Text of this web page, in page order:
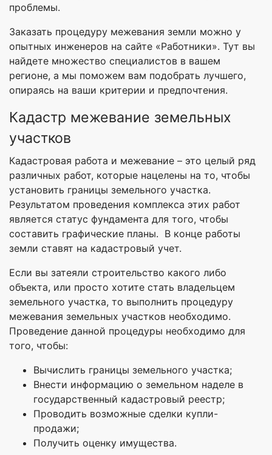
проблемы.
Заказать процедуру межевания земли можно у
опытных инженеров на сайте «Работники». Тут вы
найдете множество специалистов в вашем
регионе, а мы поможем вам подобрать лучшего,
опираясь на ваши критерии и предпочтения.
Кадастр межевание земельных
участков
Кадастровая работа и межевание – это целый ряд
различных работ, которые нацелены на то, чтобы
установить границы земельного участка.
Результатом проведения комплекса этих работ
является статус фундамента для того, чтобы
составить графические планы. В конце работы
земли ставят на кадастровый учет.
Если вы затеяли строительство какого либо
объекта, или просто хотите стать владельцем
земельного участка, то выполнить процедуру
межевания земельных участков необходимо.
Проведение данной процедуры необходимо для
того, чтобы:
Вычислить границы земельного участка;
Внести информацию о земельном наделе в
государственный кадастровый реестр;
Проводить возможные сделки купли-
продажи;
Получить оценку имущества.